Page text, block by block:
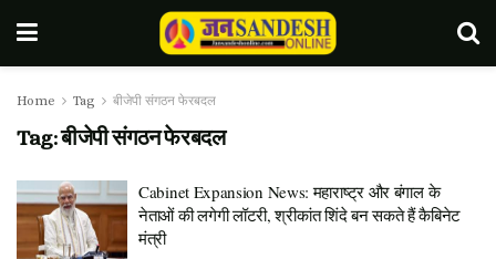
Home Tag बीजेपी संगठन फेरबदल
Tag:बीजेपी संगठन फेरबदल
Cabinet Expansion News: महाराष्ट्र और बंगाल के
नेताओं की लगेगी लॉटरी, श्रीकांत शिंदे बन सकते हैं कैबिनेट
मंत्री